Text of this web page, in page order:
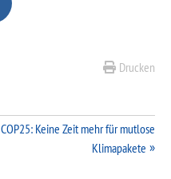
Drucken
COP25: Keine Zeit mehr für mutlose
Klimapakete